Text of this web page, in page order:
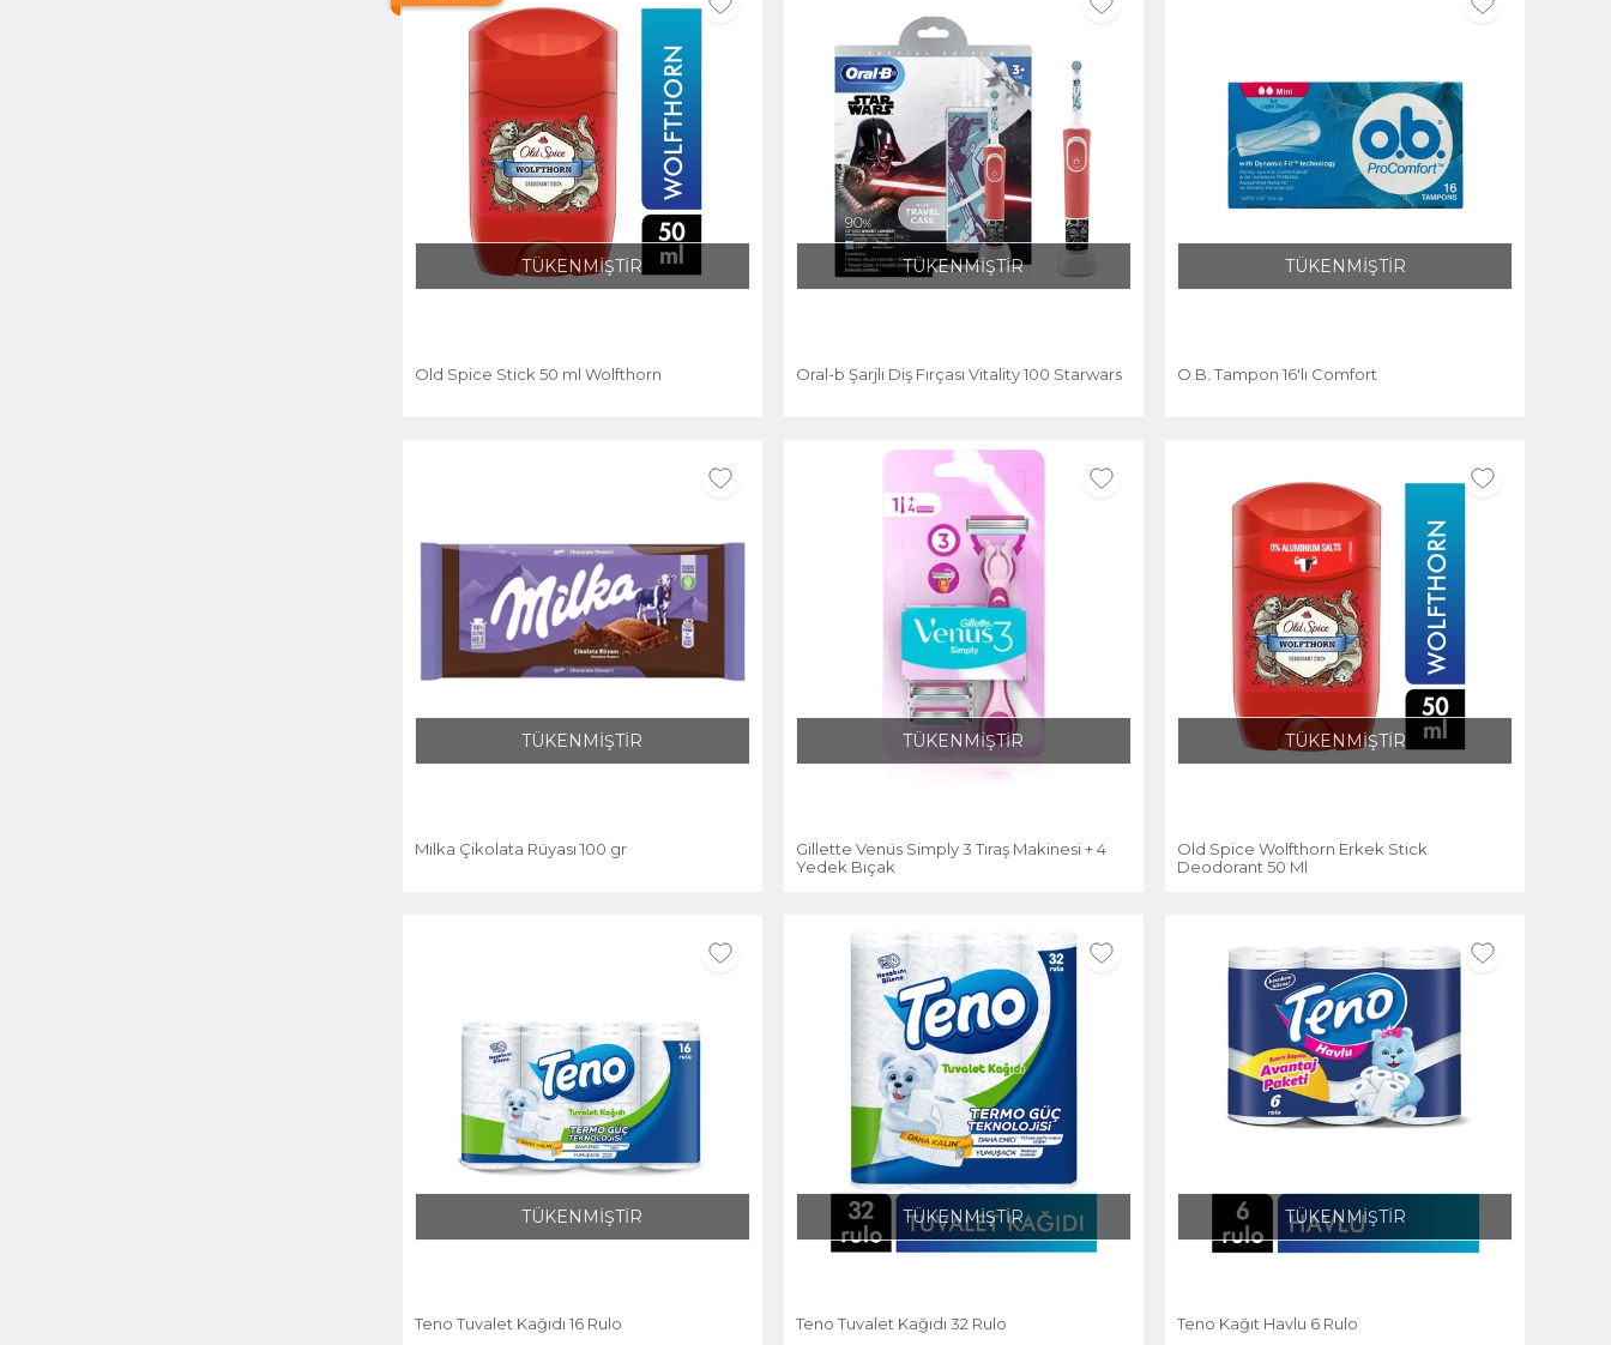
TÜKENMİŞTİR
Old Spice Stick 50 ml Wolfthorn
TÜKENMİŞTİR
Oral-b Şarjlı Diş Fırçası Vitality 100 Starwars
TÜKENMİŞTİR
O.B. Tampon 16'lı Comfort
TÜKENMİŞTİR
Milka Çikolata Rüyası 100 gr
TÜKENMİŞTİR
Gillette Venüs Simply 3 Tıraş Makinesi + 4
Yedek Bıçak
TÜKENMİŞTİR
Old Spice Wolfthorn Erkek Stick
Deodorant 50 Ml
TÜKENMİŞTİR
Teno Tuvalet Kağıdı 16 Rulo
TÜKENMİŞTİR
Teno Tuvalet Kağıdı 32 Rulo
TÜKENMİŞTİR
Teno Kağıt Havlu 6 Rulo